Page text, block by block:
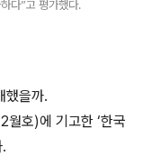
다”고 평가했다.
했을까.
월호)에 기고한 ‘한국